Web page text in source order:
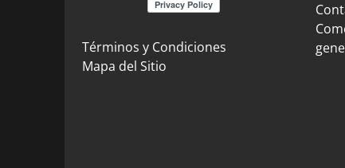
Términos y Condiciones
Mapa del Sitio